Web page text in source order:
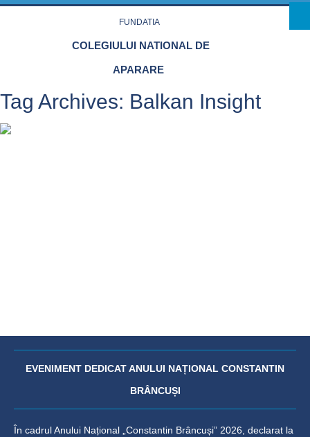
Skip to main content
FUNDATIA
COLEGIULUI NATIONAL DE
APARARE
Tag Archives: Balkan Insight
EVENIMENT DEDICAT ANULUI NAȚIONAL CONSTANTIN
BRÂNCUȘI
În cadrul Anului Național „Constantin Brâncuși” 2026, declarat la